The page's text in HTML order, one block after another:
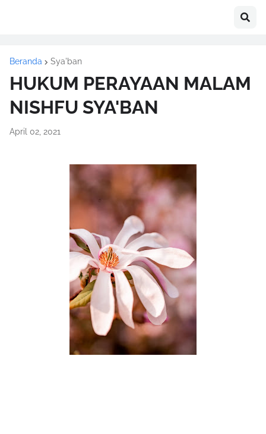
Beranda Sya'ban
HUKUM PERAYAAN MALAM
NISHFU SYA'BAN
April 02, 2021